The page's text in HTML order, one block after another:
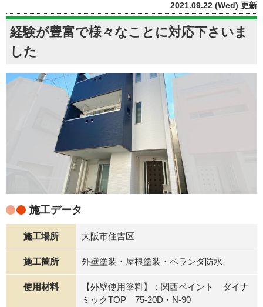
2021.09.22 (Wed) 更新
経験が豊富で様々なことに対応下さいま
した
施工データ
施工場所 大阪市住吉区
施工箇所 外壁塗装・屋根塗装・ベランダ防水
使用材料
【外壁使用塗料】：関西ペイント ダイナ
ミックTOP 75-20D・N-90